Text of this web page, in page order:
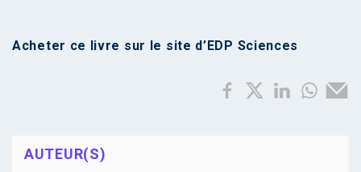
Acheter ce livre sur le site d’EDP Sciences
AUTEUR(S)